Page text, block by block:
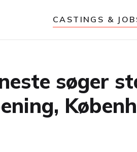
CASTINGS &
søger